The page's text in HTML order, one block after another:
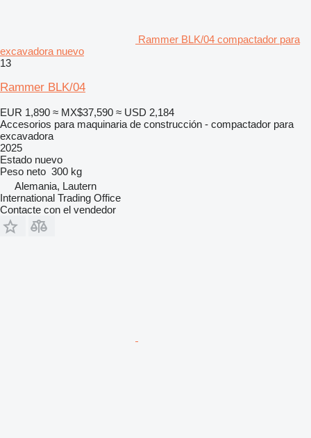
Rammer BLK/04 compactador para
excavadora nuevo
13
Rammer BLK/04
EUR 1,890 ≈ MX$37,590 ≈ USD 2,184
Accesorios para maquinaria de construcción - compactador para
excavadora
2025
Estado nuevo
Peso neto 300 kg
Alemania, Lautern
International Trading Office
Contacte con el vendedor